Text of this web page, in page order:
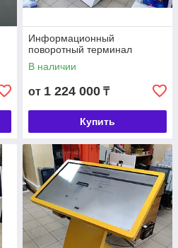
Информационный
поворотный терминал
В наличии
от 1 224 000 ₸
Купить